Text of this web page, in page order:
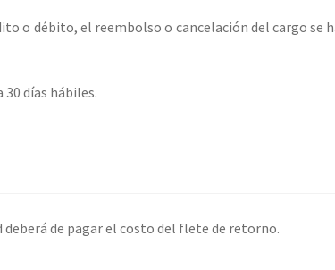
o débito, el reembolso o cancelación del cargo
días hábiles.
de pagar el costo del flete de retorno.